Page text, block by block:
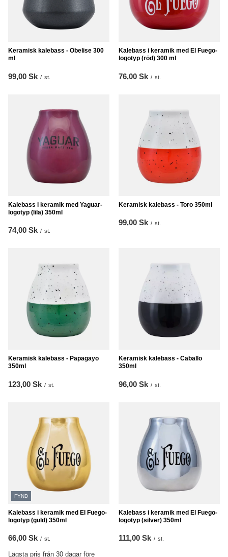
Keramisk kalebass - Obelise 300
ml
99,00 Sk / st.
Kalebass i keramik med El Fuego-
logotyp (röd) 300 ml
76,00 Sk / st.
Kalebass i keramik med Yaguar-
logotyp (lila) 350ml
74,00 Sk / st.
Keramisk kalebass - Toro 350ml
99,00 Sk / st.
Keramisk kalebass - Papagayo
350ml
123,00 Sk / st.
Keramisk kalebass - Caballo
350ml
96,00 Sk / st.
FYND
Kalebass i keramik med El Fuego-
logotyp (guld) 350ml
66,00 Sk / st.
Lägsta pris från 30 dagar före
Kalebass i keramik med El Fuego-
logotyp (silver) 350ml
111,00 Sk / st.